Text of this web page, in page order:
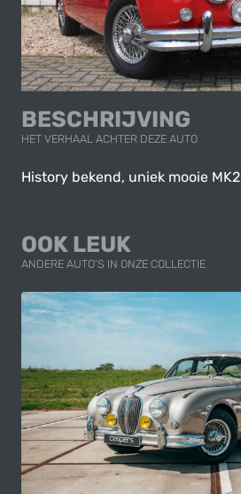
BESCHRIJVING
HET VERHAAL ACHTER DEZE AUTO
History bekend, uniek mooie MK2
OOK LEUK
ANDERE AUTO'S IN ONZE COLLECTIE